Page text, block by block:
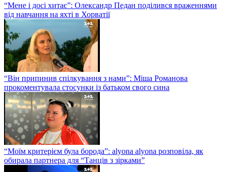
“Мене і досі хитає”: Олександр Педан поділився враженнями
від навчання на яхті в Хорватії
“Він припинив спілкування з нами”: Міша Романова
прокоментувала стосунки із батьком свого сина
“Моїм критерієм була борода”: alyona alyona розповіла, як
обирала партнера для “Танців з зірками”